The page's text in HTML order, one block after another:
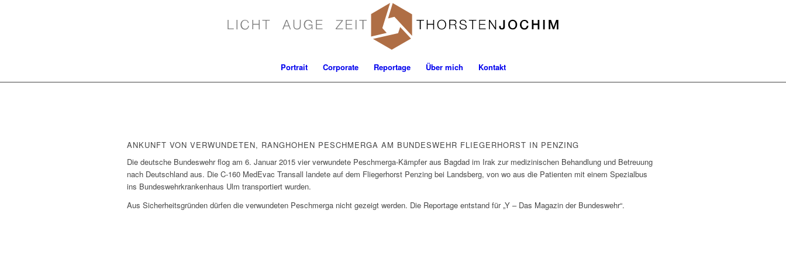
Portrait Corporate Reportage Über mich Kontakt
ANKUNFT VON VERWUNDETEN, RANGHOHEN PESCHMERGA AM BUNDESWEHR FLIEGERHORST IN PENZING
Die deutsche Bundeswehr flog am 6. Januar 2015 vier verwundete Peschmerga-Kämpfer aus Bagdad im Irak zur medizinischen Behandlung und Betreuung
nach Deutschland aus. Die C-160 MedEvac Transall landete auf dem Fliegerhorst Penzing bei Landsberg, von wo aus die Patienten mit einem Spezialbus
ins Bundeswehrkrankenhaus Ulm transportiert wurden.
Aus Sicherheitsgründen dürfen die verwundeten Peschmerga nicht gezeigt werden. Die Reportage entstand für „Y – Das Magazin der Bundeswehr“.